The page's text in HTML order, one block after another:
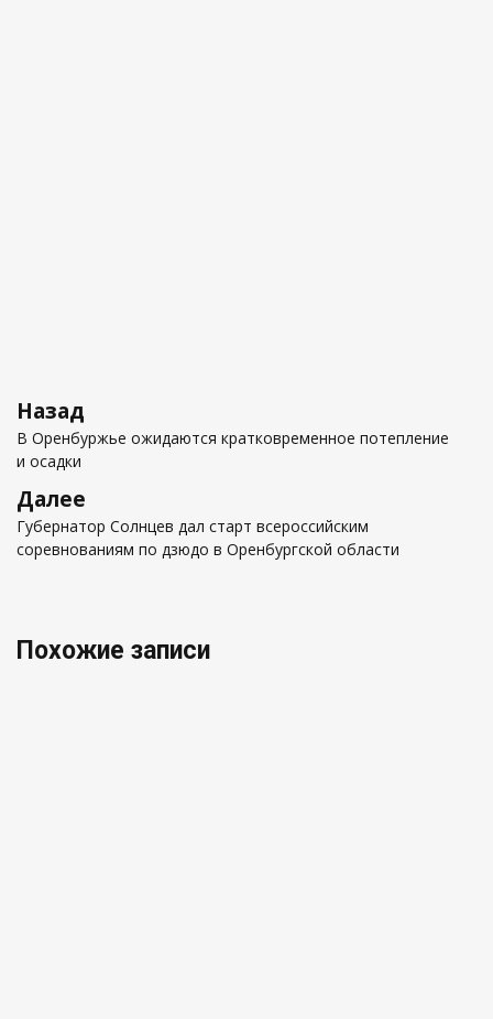
по
записям
Назад
Предыдущая
запись
В Оренбуржье ожидаются кратковременное потепление
и осадки
Далее
Следующая
запись
Губернатор Солнцев дал старт всероссийским
соревнованиям по дзюдо в Оренбургской области
Похожие записи